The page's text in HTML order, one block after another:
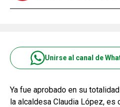
Unirse al canal de
Ya fue aprobado en su
la alcaldesa Claudia López, es